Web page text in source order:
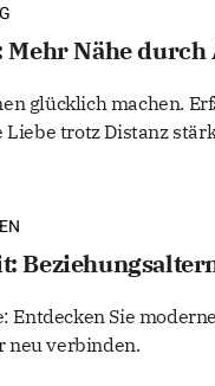
Mehr Nähe durch
glücklich machen.
trotz Distanz
Entdecken Sie
neu verbinden.